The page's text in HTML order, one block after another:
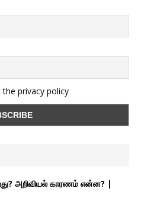
privacy policy
அறிவியல் காரணம் என்ன? |